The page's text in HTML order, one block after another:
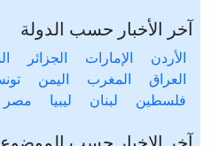
آخر الأخبار حسب الدولة
الأردن الإمارات الجزائر
العراق
المغرب اليمن
فلسطين
لبنان ليبيا مصر